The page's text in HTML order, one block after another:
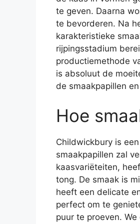
te geven. Daarna
te bevorderen. Na
karakteristieke
rijpingsstadium
productiemethode
is absoluut de
de smaakpapillen
Hoe
Childwickbury is
smaakpapillen zal
kaasvariëteiten,
tong. De smaak is
heeft een delicate
perfect om te
puur te proeven.